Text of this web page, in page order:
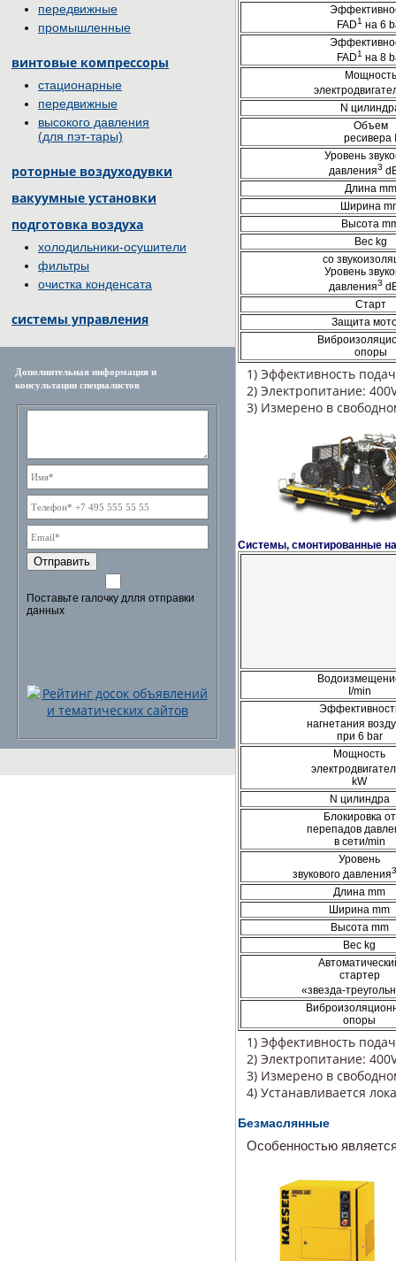
передвижные
промышленные
винтовые компрессоры
стационарные
передвижные
высокого давления
(для пэт-тары)
роторные воздуходувки
вакуумные установки
подготовка воздуха
холодильники-осушители
фильтры
очистка конденсата
системы управления
Дополнительная информация и
консультации специалистов
Отправить
Поставьте галочку длля отправки
данных
FAD1 на 6
FAD1 на 8
Мощность
N
Объем
ресивера I
Уровень
давления3
Длина mm
Ширина
Высота
Вес kg
со
Уровень
давления3
Старт
Защита
опоры
1) Эффективность
2) Электропитание:
3) Измерено в
Системы, смонтированные
I/min
нагнетания
при 6 bar
Мощность
kW
N цилиндра
Блокировка от
перепадов
в сети/min
Уровень
звукового давления3
Длина mm
Ширина mm
Высота mm
Вес kg
стартер
«звезда-
опоры
1) Эффективность
2) Электропитание:
3) Измерено в
4) Устанавливается
Безмаслянные
Особенностью